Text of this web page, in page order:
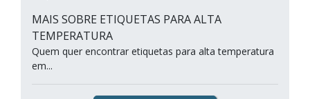
MAIS SOBRE ETIQUETAS PARA ALTA
TEMPERATURA
Quem quer encontrar etiquetas para alta temperatura
em...